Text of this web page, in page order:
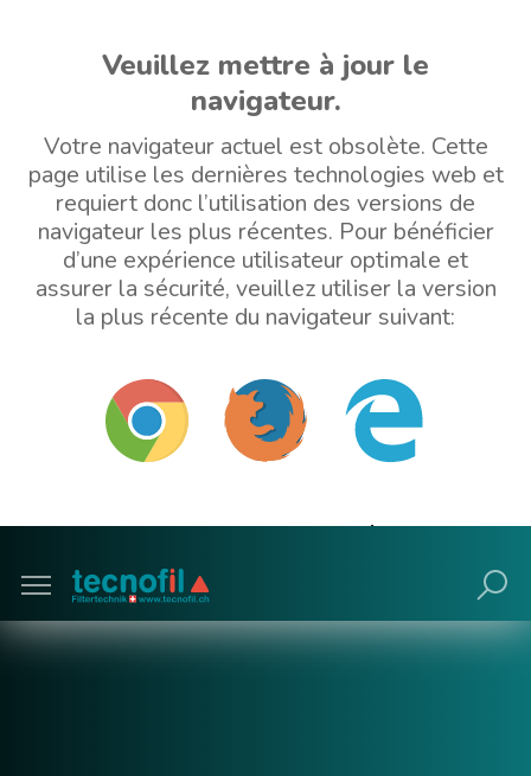
Veuillez mettre à jour le
navigateur.
Votre navigateur actuel est obsolète. Cette
page utilise les dernières technologies web et
requiert donc l’utilisation des versions de
navigateur les plus récentes. Pour bénéficier
d’une expérience utilisateur optimale et
assurer la sécurité, veuillez utiliser la version
la plus récente du navigateur suivant:
Poursuivre avec navigateur obsolète (non